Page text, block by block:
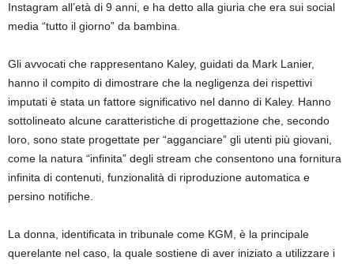
Instagram all’età di 9 anni, e ha detto alla giuria che era sui social
media “tutto il giorno” da bambina.
Gli avvocati che rappresentano Kaley, guidati da Mark Lanier,
hanno il compito di dimostrare che la negligenza dei rispettivi
imputati è stata un fattore significativo nel danno di Kaley. Hanno
sottolineato alcune caratteristiche di progettazione che, secondo
loro, sono state progettate per “agganciare” gli utenti più giovani,
come la natura “infinita” degli stream che consentono una fornitura
infinita di contenuti, funzionalità di riproduzione automatica e
persino notifiche.
La donna, identificata in tribunale come KGM, è la principale
querelante nel caso, la quale sostiene di aver iniziato a utilizzare i